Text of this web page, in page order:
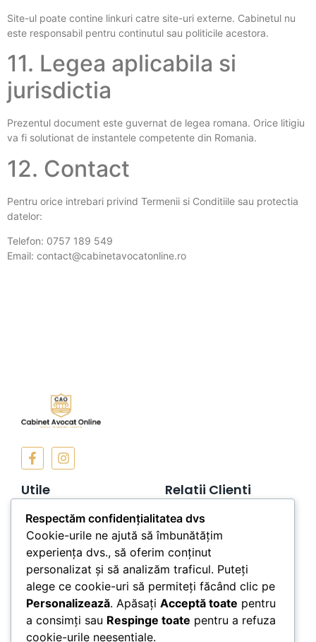
Site-ul poate contine linkuri catre site-uri externe. Cabinetul nu
este responsabil pentru continutul sau politicile acestora.
11. Legea aplicabila si
jurisdictia
Prezentul document este guvernat de legea romana. Orice litigiu
va fi solutionat de instantele competente din Romania.
12. Contact
Pentru orice intrebari privind Termenii si Conditiile sau protectia
datelor:
Telefon: 0757 189 549
Email: contact@cabinetavocatonline.ro
Utile
Termeni si Conditii
Politica de
Confidentialitate
Politica de Cookies
ANPC
Relatii Clienti
Contact
Telefon: 0757189549
Newsletter
Respectăm confidențialitatea dvs
Cookie-urile ne ajută să îmbunătățim
experiența dvs., să oferim conținut
personalizat și să analizăm traficul. Puteți
alege ce cookie-uri să permiteți făcând clic pe
Personalizează. Apăsați Acceptă toate pentru
a consimți sau Respinge toate pentru a refuza
cookie-urile neesențiale.